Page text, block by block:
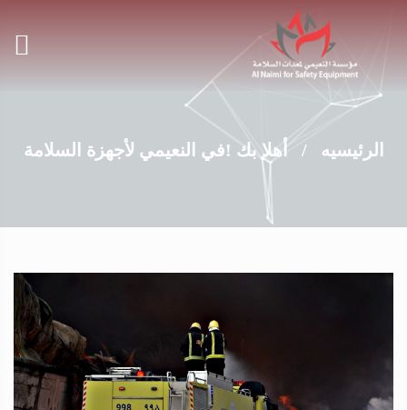
الرئيسيه / أهلا بك !في النعيمي لأجهزة السلامة